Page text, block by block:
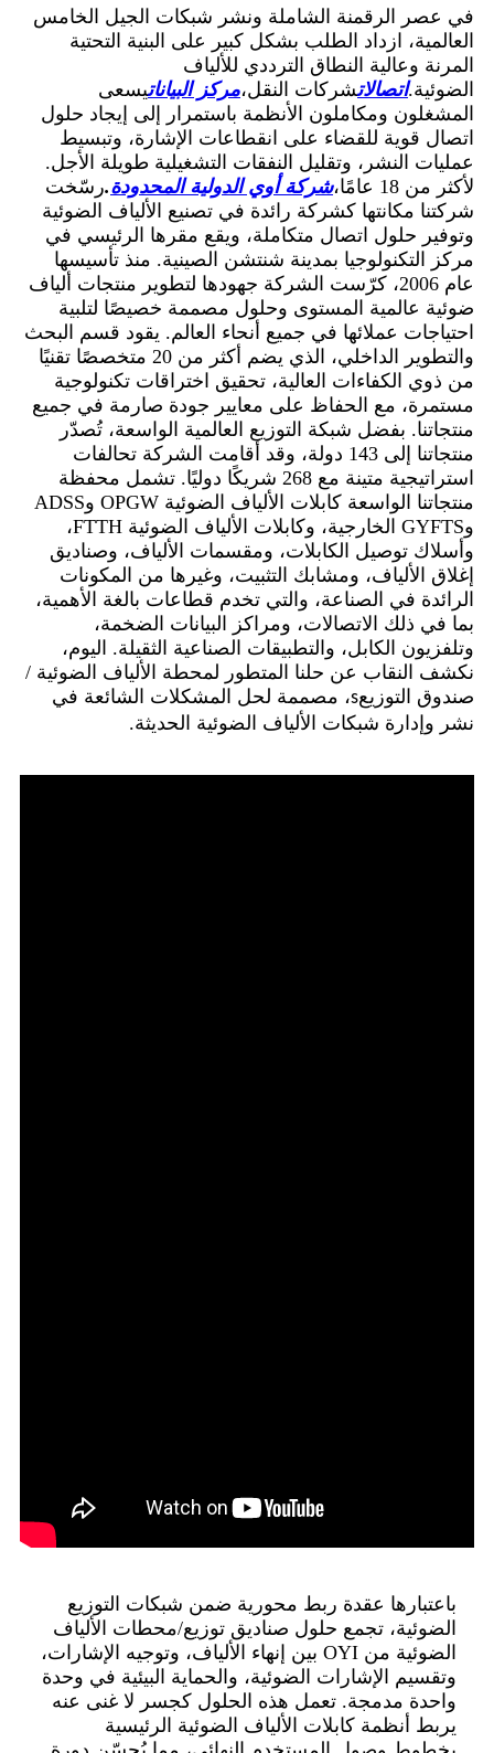
في عصر الرقمنة الشاملة ونشر شبكات الجيل الخامس
العالمية، ازداد الطلب بشكل كبير على البنية التحتية
المرنة وعالية النطاق الترددي للألياف
الضوئية.اتصالاتشركات النقل،مركز البياناتيسعى
المشغلون ومكاملون الأنظمة باستمرار إلى إيجاد حلول
اتصال قوية للقضاء على انقطاعات الإشارة، وتبسيط
عمليات النشر، وتقليل النفقات التشغيلية طويلة الأجل.
لأكثر من 18 عامًا،
شركة أوي الدولية المحدودة.رسّخت
شركتنا مكانتها كشركة رائدة في تصنيع الألياف الضوئية
وتوفير حلول اتصال متكاملة، ويقع مقرها الرئيسي في
مركز التكنولوجيا بمدينة شنتشن الصينية. منذ تأسيسها
عام 2006، كرّست الشركة جهودها لتطوير منتجات ألياف
ضوئية عالمية المستوى وحلول مصممة خصيصًا لتلبية
احتياجات عملائها في جميع أنحاء العالم. يقود قسم البحث
والتطوير الداخلي، الذي يضم أكثر من 20 متخصصًا تقنيًا
من ذوي الكفاءات العالية، تحقيق اختراقات تكنولوجية
مستمرة، مع الحفاظ على معايير جودة صارمة في جميع
منتجاتنا. بفضل شبكة التوزيع العالمية الواسعة، تُصدّر
منتجاتنا إلى 143 دولة، وقد أقامت الشركة تحالفات
استراتيجية متينة مع 268 شريكًا دوليًا. تشمل محفظة
منتجاتنا الواسعة كابلات الألياف الضوئية OPGW وADSS
وGYFTS الخارجية، وكابلات الألياف الضوئية FTTH،
وأسلاك توصيل الكابلات، ومقسمات الألياف، وصناديق
إغلاق الألياف، ومشابك التثبيت، وغيرها من المكونات
الرائدة في الصناعة، والتي تخدم قطاعات بالغة الأهمية،
بما في ذلك الاتصالات، ومراكز البيانات الضخمة،
وتلفزيون الكابل، والتطبيقات الصناعية الثقيلة. اليوم،
نكشف النقاب عن حلنا المتطور لمحطة الألياف الضوئية /
صندوق التوزيعs، مصممة لحل المشكلات الشائعة في
نشر وإدارة شبكات الألياف الضوئية الحديثة.
باعتبارها عقدة ربط محورية ضمن شبكات التوزيع
الضوئية، تجمع حلول صناديق توزيع/محطات الألياف
الضوئية من OYI بين إنهاء الألياف، وتوجيه الإشارات،
وتقسيم الإشارات الضوئية، والحماية البيئية في وحدة
واحدة مدمجة. تعمل هذه الحلول كجسر لا غنى عنه
يربط أنظمة كابلات الألياف الضوئية الرئيسية